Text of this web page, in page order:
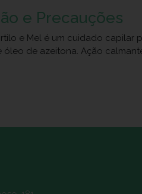
e Precauções
e Mel é um cuidado
de azeitona. Ação